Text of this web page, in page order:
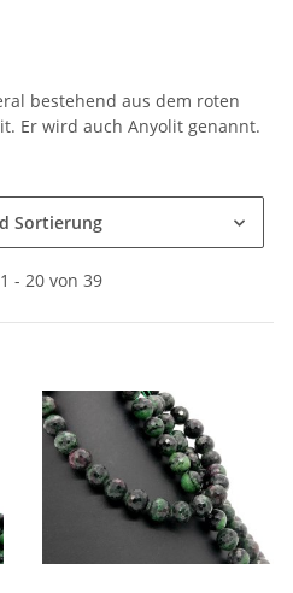
bestehend aus dem roten
Er wird auch Anyolit genannt.
Sortierung
- 20 von 39